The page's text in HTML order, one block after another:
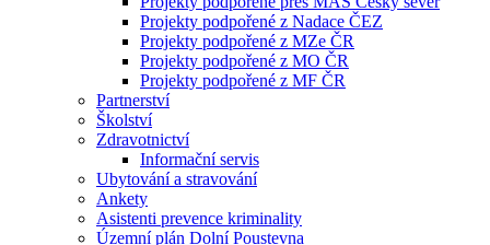
Projekty podpořené z Nadace ČEZ
Projekty podpořené z MZe ČR
Projekty podpořené z MO ČR
Projekty podpořené z MF ČR
Partnerství
Školství
Zdravotnictví
Informační servis
Ubytování a stravování
Ankety
Asistenti prevence kriminality
Územní plán Dolní Poustevna